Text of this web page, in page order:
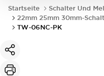
Startseite Schalter Und
22mm 25mm 30mm-
TW-06NC-PK